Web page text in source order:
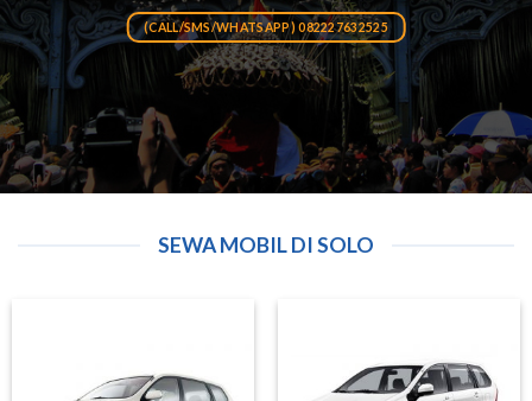
(CALL/SMS/WHATSAPP) 082227632525
SEWA MOBIL DI SOLO